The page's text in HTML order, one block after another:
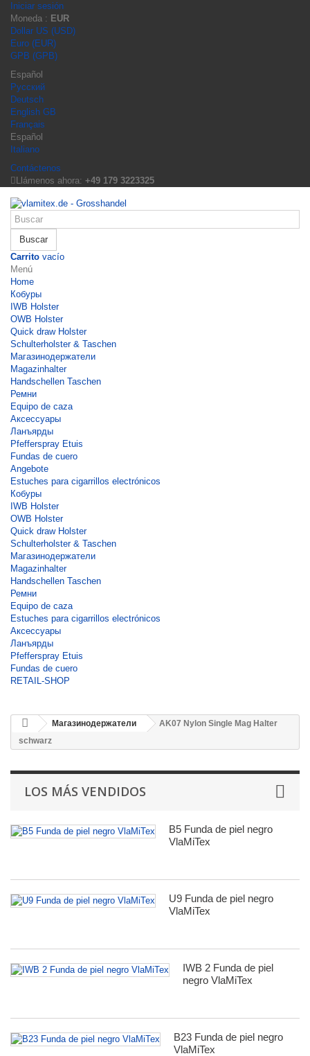
Iniciar sesión
Moneda : EUR
Dollar US (USD)
Euro (EUR)
GPB (GPB)
Español
Русский
Deutsch
English GB
Français
Español
Italiano
Contáctenos
Llámenos ahora: +49 179 3223325
Buscar
Carrito vacío
Menú
Home
Кобуры
IWB Holster
OWB Holster
Quick draw Holster
Schulterholster & Taschen
Магазинодержатели
Magazinhalter
Handschellen Taschen
Ремни
Equipo de caza
Аксессуары
Ланъярды
Pfefferspray Etuis
Fundas de cuero
Angebote
Estuches para cigarrillos electrónicos
Кобуры
IWB Holster
OWB Holster
Quick draw Holster
Schulterholster & Taschen
Магазинодержатели
Magazinhalter
Handschellen Taschen
Ремни
Equipo de caza
Estuches para cigarrillos electrónicos
Аксессуары
Ланъярды
Pfefferspray Etuis
Fundas de cuero
RETAIL-SHOP
Магазинодержатели
AK07 Nylon Single Mag Halter
schwarz
LOS MÁS VENDIDOS
B5 Funda de piel negro
VlaMiTex
U9 Funda de piel negro
VlaMiTex
IWB 2 Funda de piel
negro VlaMiTex
B23 Funda de piel negro
VlaMiTex